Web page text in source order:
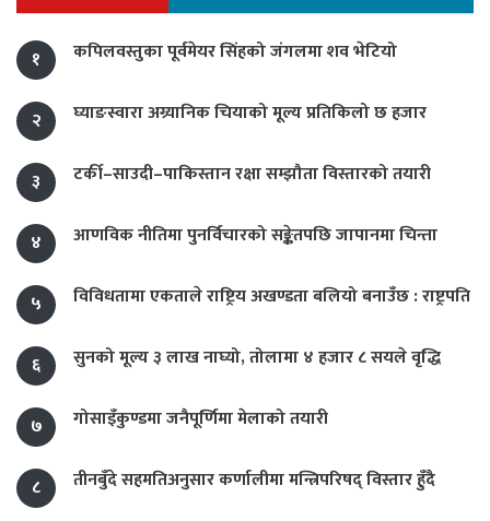
१ कपिलवस्तुका पूर्वमेयर सिंहको जंगलमा शव भेटियो
२ घ्याङस्वारा अग्र्यानिक चियाको मूल्य प्रतिकिलो छ हजार
३ टर्की–साउदी–पाकिस्तान रक्षा सम्झौता विस्तारको तयारी
४ आणविक नीतिमा पुनर्विचारको सङ्केतपछि जापानमा चिन्ता
५ विविधतामा एकताले राष्ट्रिय अखण्डता बलियो बनाउँछ : राष्ट्रपति
६ सुनको मूल्य ३ लाख नाघ्यो, तोलामा ४ हजार ८ सयले वृद्धि
७ गोसाइँकुण्डमा जनैपूर्णिमा मेलाको तयारी
८ तीनबुँदे सहमतिअनुसार कर्णालीमा मन्त्रिपरिषद् विस्तार हुँदै